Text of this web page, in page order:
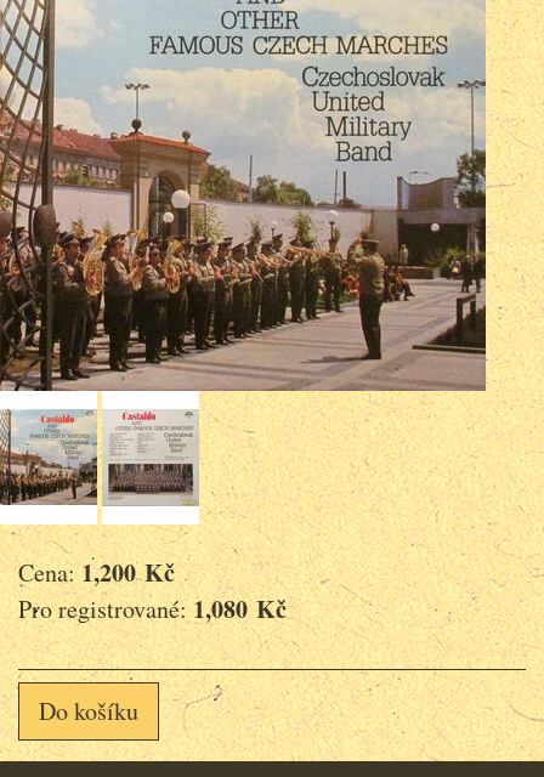
Cena:1,200 Kč
Pro registrované:1,080 Kč
Do košíku